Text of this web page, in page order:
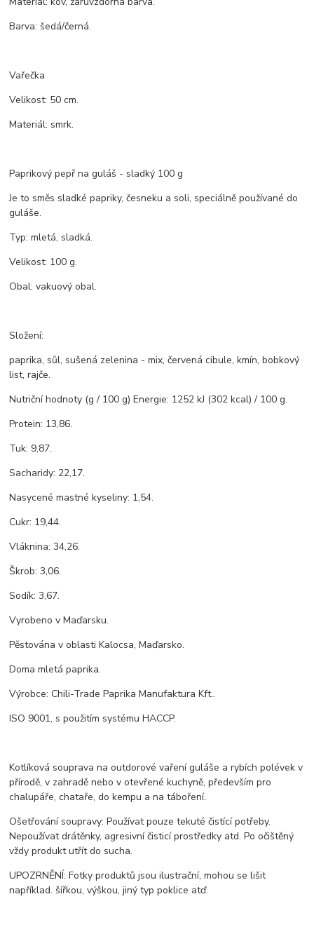
Barva: šedá/černá.
Vařečka
Velikost: 50 cm.
Materiál: smrk.
Paprikový pepř na guláš - sladký 100 g
Je to směs sladké papriky, česneku a soli, speciálně používané do
guláše.
Typ: mletá, sladká.
Velikost: 100 g.
Obal: vakuový obal.
Složení:
paprika, sůl, sušená zelenina - mix, červená cibule, kmín, bobkový
list, rajče.
Nutriční hodnoty (g / 100 g) Energie: 1252 kJ (302 kcal) / 100 g.
Protein: 13,86.
Tuk: 9,87.
Sacharidy: 22,17.
Nasycené mastné kyseliny: 1,54.
Cukr: 19,44.
Vláknina: 34,26.
Škrob: 3,06.
Sodík: 3,67.
Vyrobeno v Maďarsku.
Pěstována v oblasti Kalocsa, Maďarsko.
Doma mletá paprika.
Výrobce: Chili-Trade Paprika Manufaktura Kft..
ISO 9001, s použitím systému HACCP.
Kotlíková souprava na outdorové vaření guláše a rybích polévek v
přírodě, v zahradě nebo v otevřené kuchyně, především pro
chalupáře, chataře, do kempu a na táboření.
Ošetřování soupravy: Používat pouze tekuté čistící potřeby.
Nepoužívat drátěnky, agresivní čisticí prostředky atd. Po očištěný
vždy produkt utřít do sucha.
UPOZRNĚNÍ: Fotky produktů jsou ilustrační, mohou se lišit
například. šířkou, výškou, jiný typ poklice atď.